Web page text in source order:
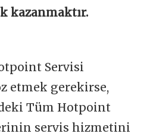
kazanmaktır.
Servisi
etmek gerekirse,
Tüm Hotpoint
servis hizmetini